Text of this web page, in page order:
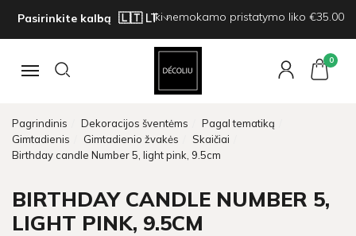
Pasirinkite kalbą Iki nemokamo pristatymo liko €35.00
Navigacija
0
Pagrindinis Dekoracijos šventėms
Pagal tematiką
Gimtadienis
Gimtadienio žvakės
Skaičiai
Birthday candle Number 5, light pink, 9.5cm
BIRTHDAY CANDLE NUMBER 5,
LIGHT PINK, 9.5CM